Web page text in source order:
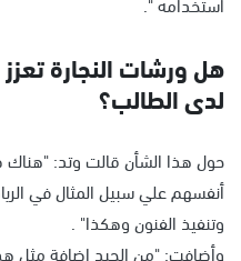
هل ورشات النجارة
لدى الطالب؟
حول هذا الشأن قالت وتد:
أنفسهم علي سبيل المثال في
وتنفيذ الفنون وهكذا" .
وأضافت: "من الجيد إضافة مثل